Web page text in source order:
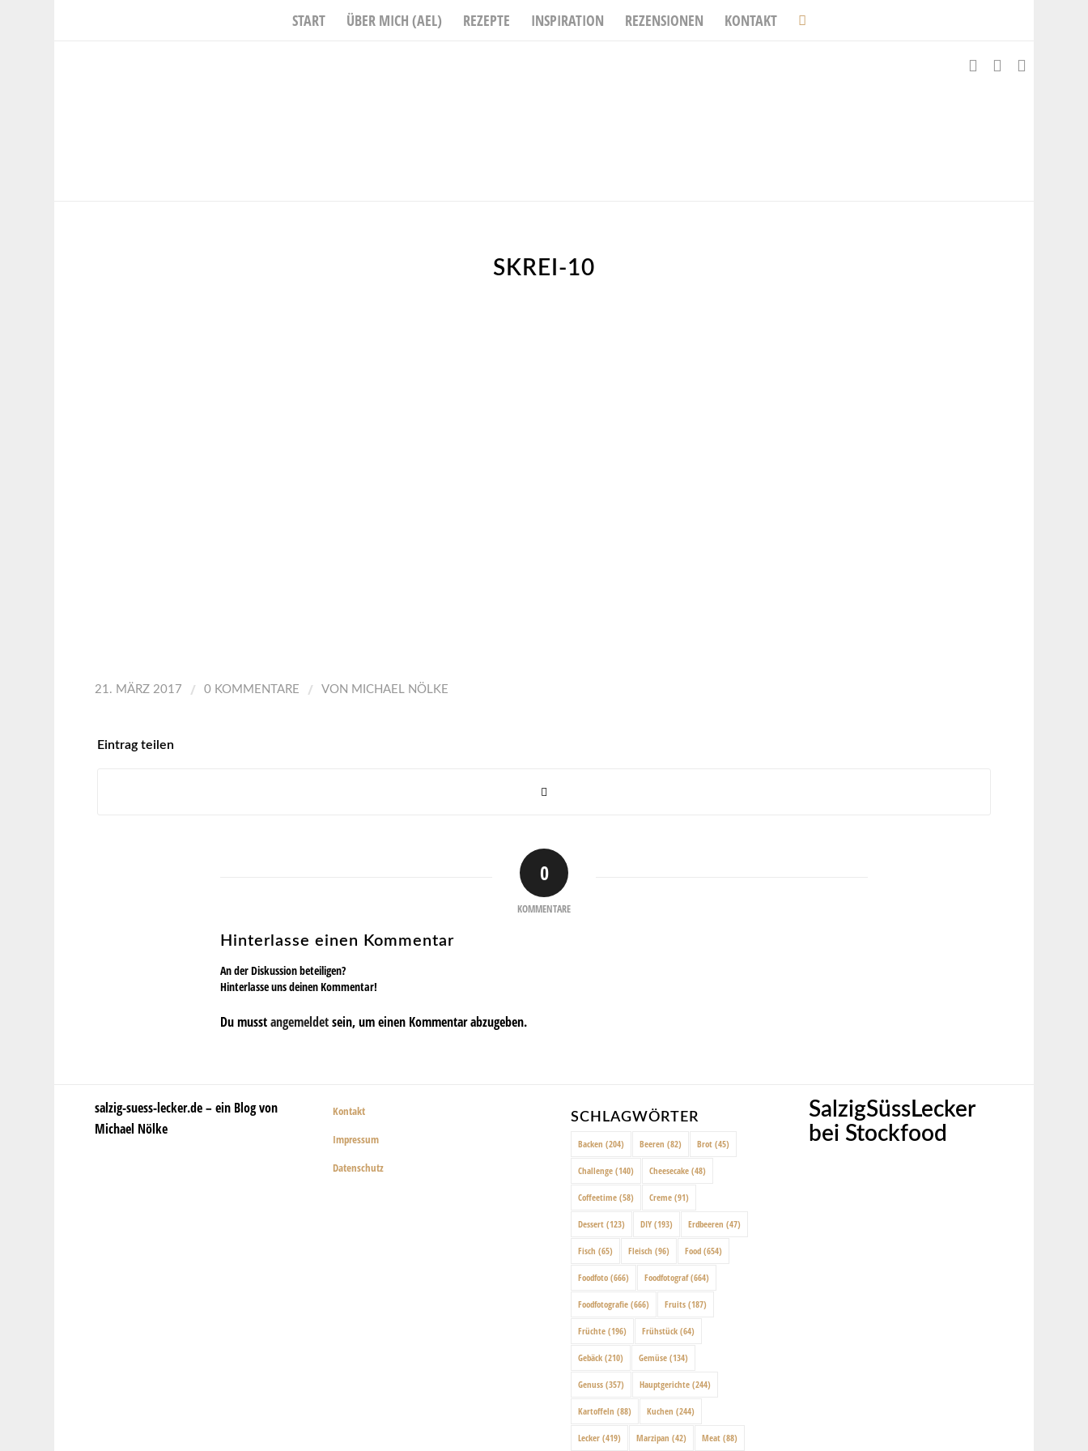
START ÜBER MICH (AEL) REZEPTE INSPIRATION REZENSIONEN KONTAKT
SKREI-10
21. MÄRZ 2017 / 0 KOMMENTARE / VON MICHAEL NÖLKE
Eintrag teilen
0
KOMMENTARE
Hinterlasse einen Kommentar
An der Diskussion beteiligen?
Hinterlasse uns deinen Kommentar!
Du musstangemeldetsein, um einen Kommentar abzugeben.
salzig-suess-lecker.de – ein Blog von
Michael Nölke
Kontakt
Impressum
Datenschutz
SCHLAGWÖRTER
Backen (204) Beeren (82) Brot (45)
Challenge (140) Cheesecake (48)
Coffeetime (58) Creme (91)
Dessert (123) DIY (193) Erdbeeren (47)
Fisch (65) Fleisch (96) Food (654)
Foodfoto (666) Foodfotograf(664)
Foodfotografie (666) Fruits (187)
Früchte (196) Frühstück (64)
Gebäck (210) Gemüse (134)
Genuss (357) Hauptgerichte (244)
Kartoffeln (88) Kuchen (244)
Lecker (419) Marzipan (42) Meat (88)
SalzigSüssLecker
bei Stockfood